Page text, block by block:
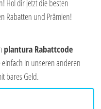
Hol dir jetzt die besten
Rabatten und Prämien!
plantura Rabattcode
in unseren anderen
bares Geld.